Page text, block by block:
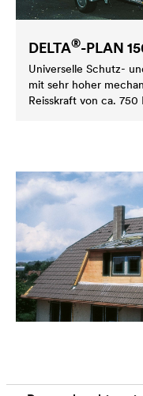
DELTA®-PLAN
Universelle Schutz-
mit sehr hoher
Reisskraft von ca.
DELTA -